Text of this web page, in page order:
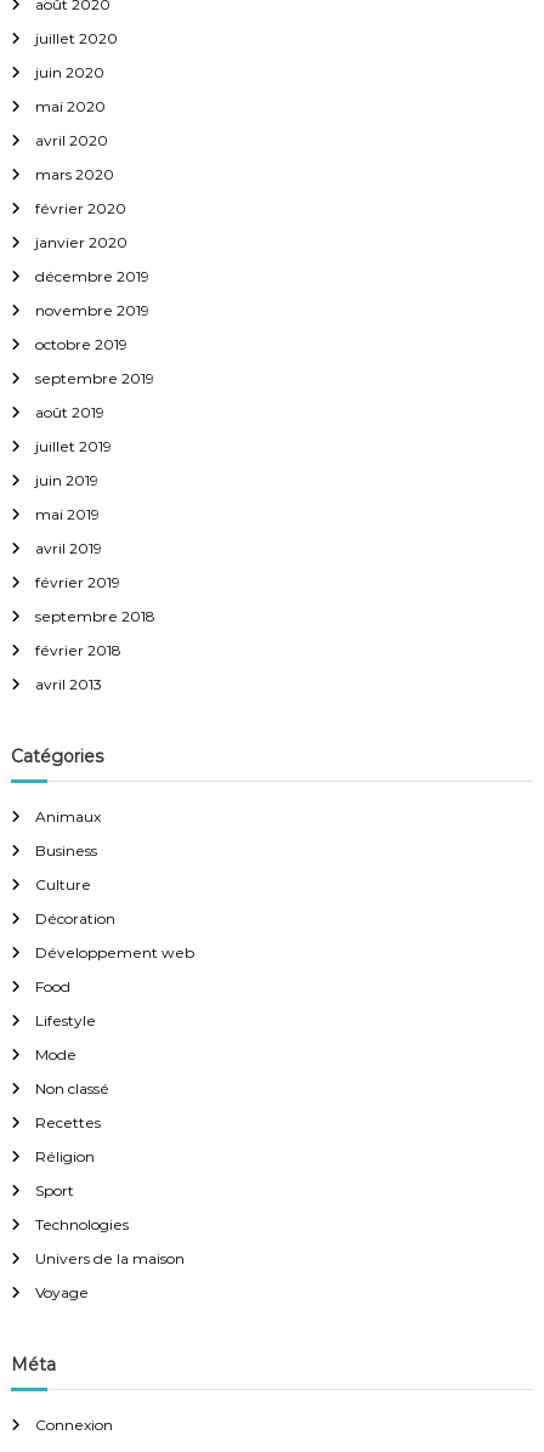
août 2020
juillet 2020
juin 2020
mai 2020
avril 2020
mars 2020
février 2020
janvier 2020
décembre 2019
novembre 2019
octobre 2019
septembre 2019
août 2019
juillet 2019
juin 2019
mai 2019
avril 2019
février 2019
septembre 2018
février 2018
avril 2013
Catégories
Animaux
Business
Culture
Décoration
Développement web
Food
Lifestyle
Mode
Non classé
Recettes
Réligion
Sport
Technologies
Univers de la maison
Voyage
Méta
Connexion